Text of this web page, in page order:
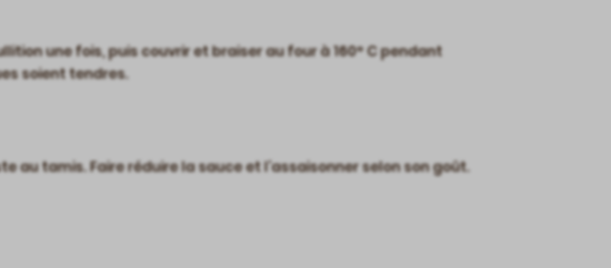
une fois, puis couvrir et braiser au four à 160° C pendant
soient tendres.
au tamis. Faire réduire la sauce et l’assaisonner selon son goût.